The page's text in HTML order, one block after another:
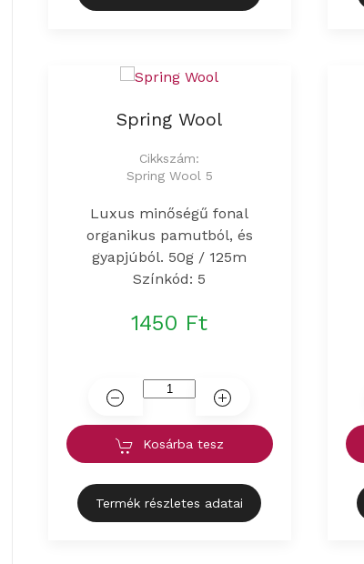
Spring Wool
Cikkszám:
Spring Wool 5
Luxus minőségű fonal
organikus pamutból, és
gyapjúból. 50g / 125m
Színkód: 5
1450 Ft
Kosárba tesz
Termék részletes adatai